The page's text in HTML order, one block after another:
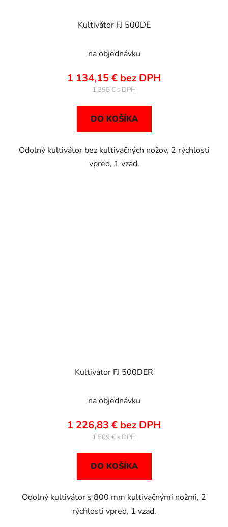
Kultivátor FJ 500DE
na objednávku
1 134,15 € bez DPH
1 395 €
DO KOŠÍKA
Odolný kultivátor bez kultivačných nožov, 2 rýchlosti
vpred, 1 vzad.
Kultivátor FJ 500DER
na objednávku
1 226,83 € bez DPH
1 509 €
DO KOŠÍKA
Odolný kultivátor s 800 mm kultivačnými nožmi, 2
rýchlosti vpred, 1 vzad.